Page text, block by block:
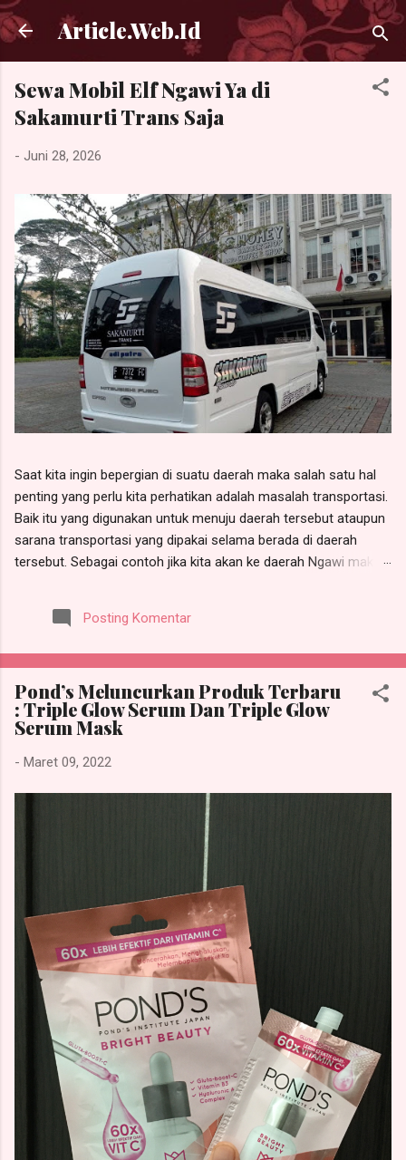
Langsung ke konten utama
Article.Web.Id
Sewa Mobil Elf Ngawi Ya di
Sakamurti Trans Saja
- Juni 28, 2026
Saat kita ingin bepergian di suatu daerah maka salah satu hal
penting yang perlu kita perhatikan adalah masalah transportasi.
Baik itu yang digunakan untuk menuju daerah tersebut ataupun
sarana transportasi yang dipakai selama berada di daerah
tersebut. Sebagai contoh jika kita akan ke daerah Ngawi maka
pribadi ataupun yang lainnya untuk menuju ke sana. Sementara
selama kita berada di sana kita bisa menggunakan kendaraan
pribadi tentunya akan lebih terasa nyaman karena kita tak harus
terikat dengan jadwal keberangkatan suatu kendaraan. Kita bisa
dengan bebas menentukan kapan akan pergi dan berkeliling di
kota tersebut. Akan tetapi sayangnya tak semua orang memiliki
mobil pribadi, atau kalaupun punya banyak orang yang tak
dengan mudah untuk diatasi. Karena di Ngawi sama seperti
kota kota lainnya juga memiliki cukup ban...
Posting Komentar
Pond’s Meluncurkan Produk Terbaru
: Triple Glow Serum Dan Triple Glow
Serum Mask
- Maret 09, 2022